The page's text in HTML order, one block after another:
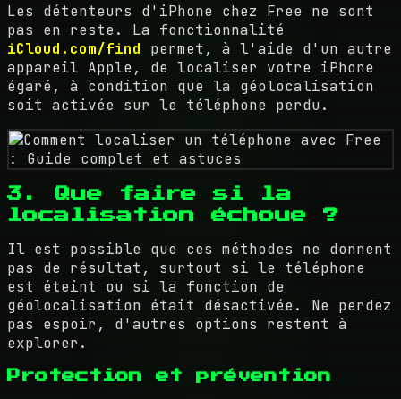
Les détenteurs d'iPhone chez Free ne sont
pas en reste. La fonctionnalité
iCloud.com/find permet, à l'aide d'un autre
appareil Apple, de localiser votre iPhone
égaré, à condition que la géolocalisation
soit activée sur le téléphone perdu.
3. Que faire si la
localisation échoue ?
Il est possible que ces méthodes ne donnent
pas de résultat, surtout si le téléphone
est éteint ou si la fonction de
géolocalisation était désactivée. Ne perdez
pas espoir, d'autres options restent à
explorer.
Protection et prévention